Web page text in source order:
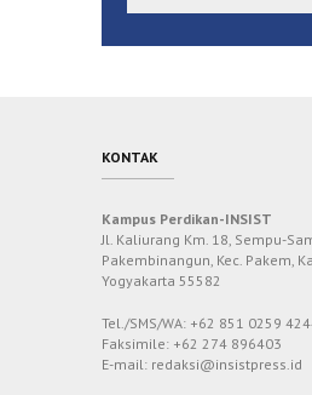
KONTAK
Kampus Perdikan-INSIST
Jl. Kaliurang Km. 18, Sempu-
Pakembinangun, Kec. Pakem,
Yogyakarta 55582
Tel./SMS/WA: +62 851 0259
Faksimile: +62 274 896403
E-mail: redaksi@insistpress.id